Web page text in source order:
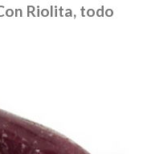
Riolita, todo